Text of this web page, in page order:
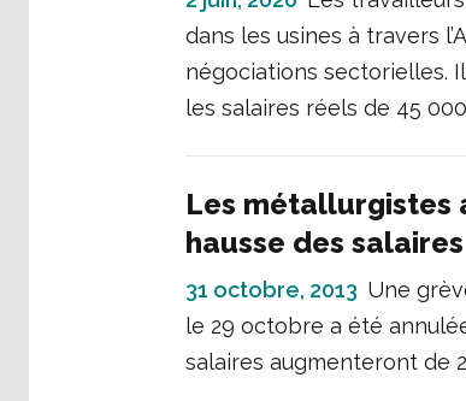
dans les usines à travers
négociations sectorielles.
les salaires réels de 45
Les métallurgistes
hausse des salaires
31 octobre, 2013 Une
le 29 octobre a été
salaires augmenteront de